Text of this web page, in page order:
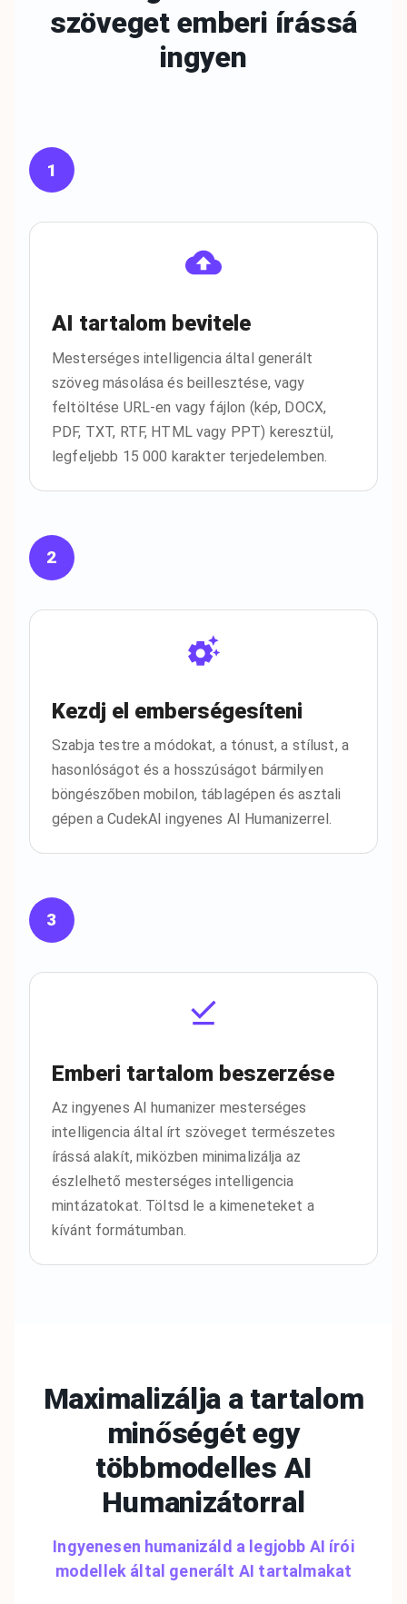
szöveget emberi írássá
ingyen
1
AI tartalom bevitele
Mesterséges intelligencia által generált
szöveg másolása és beillesztése, vagy
feltöltése URL-en vagy fájlon (kép, DOCX,
PDF, TXT, RTF, HTML vagy PPT) keresztül,
legfeljebb 15 000 karakter terjedelemben.
2
Kezdj el emberségesíteni
Szabja testre a módokat, a tónust, a stílust, a
hasonlóságot és a hosszúságot bármilyen
böngészőben mobilon, táblagépen és asztali
gépen a CudekAI ingyenes AI Humanizerrel.
3
Emberi tartalom beszerzése
Az ingyenes AI humanizer mesterséges
intelligencia által írt szöveget természetes
írássá alakít, miközben minimalizálja az
észlelhető mesterséges intelligencia
mintázatokat. Töltsd le a kimeneteket a
kívánt formátumban.
Maximalizálja a tartalom
minőségét egy
többmodelles AI
Humanizátorral
Ingyenesen humanizáld a legjobb AI írói
modellek által generált AI tartalmakat